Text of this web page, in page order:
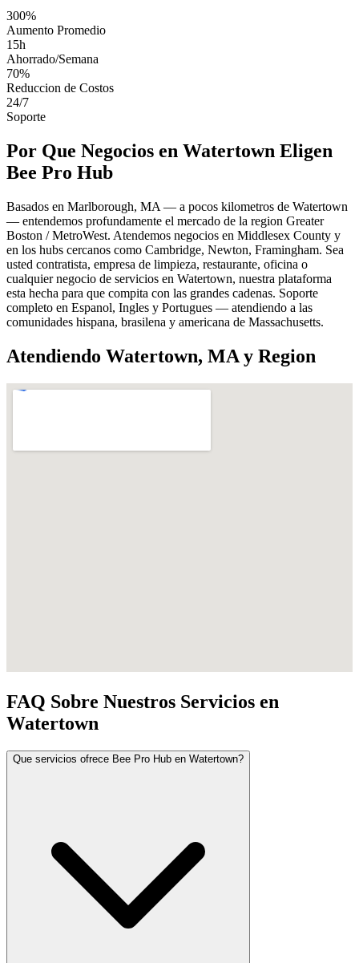
300%
Aumento Promedio
15h
Ahorrado/Semana
70%
Reduccion de Costos
24/7
Soporte
Por Que Negocios en Watertown Eligen
Bee Pro Hub
Basados en Marlborough, MA — a pocos kilometros de Watertown
— entendemos profundamente el mercado de la region Greater
Boston / MetroWest. Atendemos negocios en Middlesex County y
en los hubs cercanos como Cambridge, Newton, Framingham. Sea
usted contratista, empresa de limpieza, restaurante, oficina o
cualquier negocio de servicios en Watertown, nuestra plataforma
esta hecha para que compita con las grandes cadenas. Soporte
completo en Espanol, Ingles y Portugues — atendiendo a las
comunidades hispana, brasilena y americana de Massachusetts.
Atendiendo Watertown, MA y Region
FAQ Sobre Nuestros Servicios en
Watertown
Que servicios ofrece Bee Pro Hub en Watertown?